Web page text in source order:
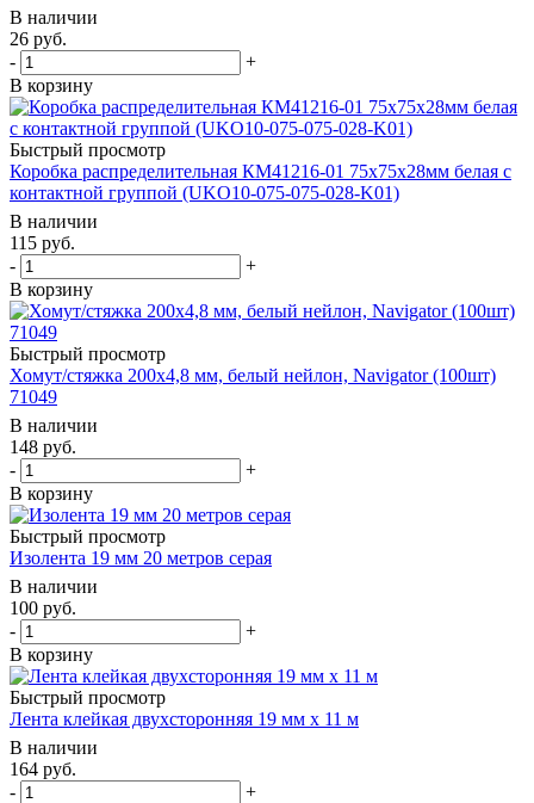
В наличии
26 руб.
-
+
В корзину
Быстрый просмотр
Коробка распределительная КМ41216-01 75х75х28мм белая с
контактной группой (UKO10-075-075-028-K01)
В наличии
115 руб.
-
+
В корзину
Быстрый просмотр
Хомут/стяжка 200х4,8 мм, белый нейлон, Navigator (100шт)
71049
В наличии
148 руб.
-
+
В корзину
Быстрый просмотр
Изолента 19 мм 20 метров серая
В наличии
100 руб.
-
+
В корзину
Быстрый просмотр
Лента клейкая двухсторонняя 19 мм х 11 м
В наличии
164 руб.
-
+